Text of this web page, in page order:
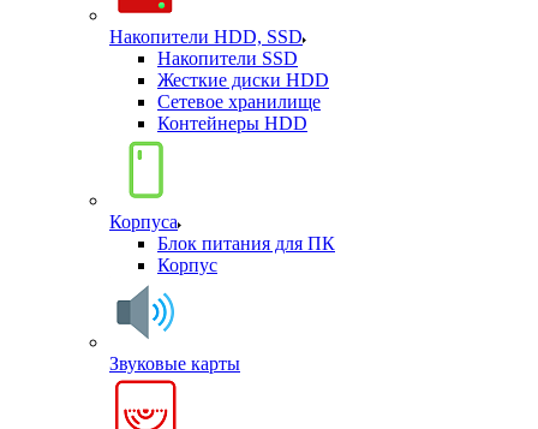
Накопители HDD, SSD
Накопители SSD
Жесткие диски HDD
Сетевое хранилище
Контейнеры HDD
Корпуса
Блок питания для ПК
Корпус
Звуковые карты